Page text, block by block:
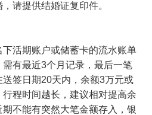
请提供结婚证复印件。
下活期账户或储蓄卡的流水账单
需有最近3个月记录，最后一笔
送签日期20天内，余额3万元或
行程时间越长，建议相对提高余
期不能有突然大笔金额存入，银